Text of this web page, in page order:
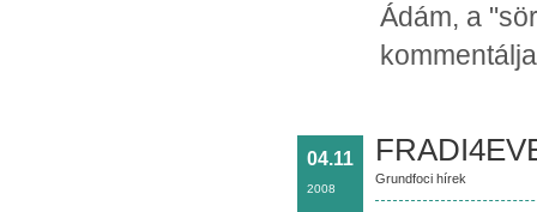
Ádám, a
04.11
2008
Grundfoci hírek